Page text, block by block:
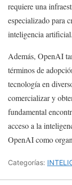
requiere una
especializado para
inteligencia artificial.
Además, OpenAI
términos de
tecnología en
comercializar y
fundamental
acceso a la
OpenAI como
Categorías: